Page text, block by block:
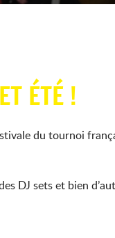
ÉTÉ !
du tournoi
DJ sets et bien